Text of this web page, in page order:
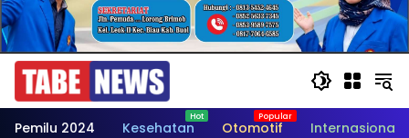
Pemilu 2024 Kesehatan Otomotif Internasional